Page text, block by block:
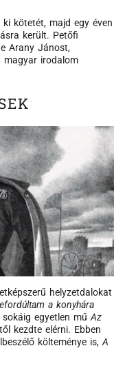
kötetét, majd egy éven
került. Petőfi
Arany Jánost,
magyar irodalom
helyzetdalokat
a konyhára
egyetlen mű Az
kezdte elérni. Ebben
költeménye is, A